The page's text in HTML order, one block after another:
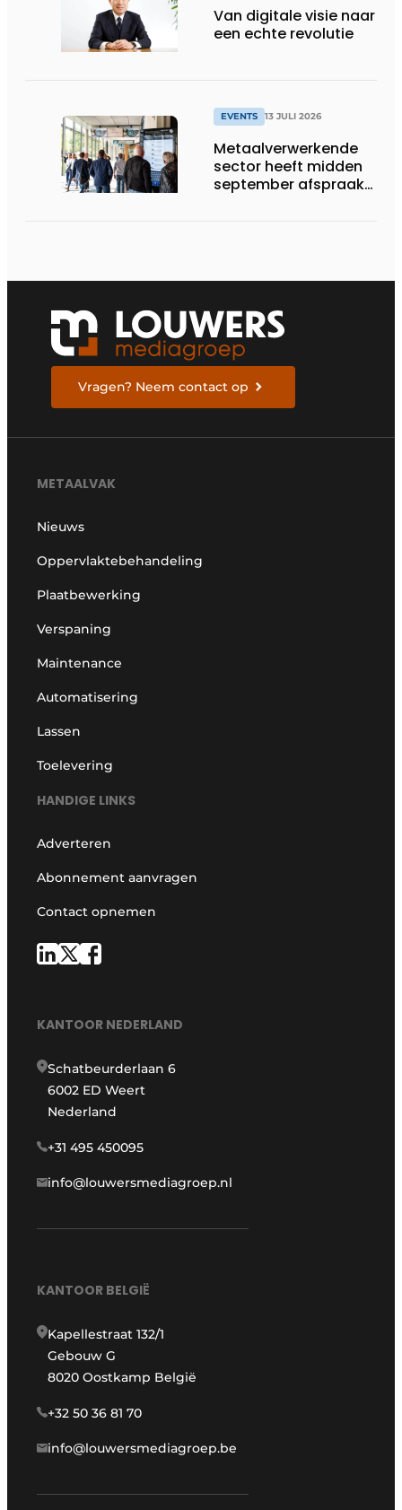
Van digitale visie naar
een echte revolutie
EVENTS 13 JULI 2026
Metaalverwerkende
sector heeft midden
september afspraak
Vragen? Neem contact op
METAALVAK
Nieuws
Oppervlaktebehandeling
Plaatbewerking
Verspaning
Maintenance
Automatisering
Lassen
Toelevering
HANDIGE LINKS
Adverteren
Abonnement aanvragen
Contact opnemen
KANTOOR NEDERLAND
Schatbeurderlaan 6
6002 ED Weert
Nederland
+31 495 450095
info@louwersmediagroep.nl
KANTOOR BELGIË
Kapellestraat 132/1
Gebouw G
8020 Oostkamp België
+32 50 36 81 70
info@louwersmediagroep.be